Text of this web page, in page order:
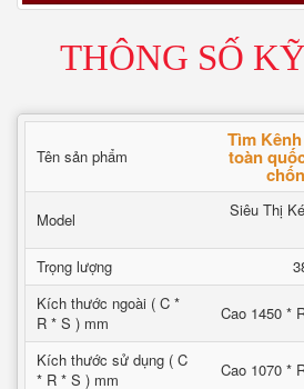
THÔNG SỐ
Tên sản phẩm
Tìm
toàn
Model
Siêu Thị
Trọng lượng
Kích thước ngoài ( C *
R * S ) mm
Cao 1450 *
Kích thước sử dụng ( C
* R * S ) mm
Cao 1070 *